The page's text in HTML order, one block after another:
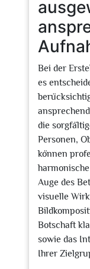
Bei der
es
die
Personen,
können
Auge des
visuelle
Botschaft
sowie das
Ihrer